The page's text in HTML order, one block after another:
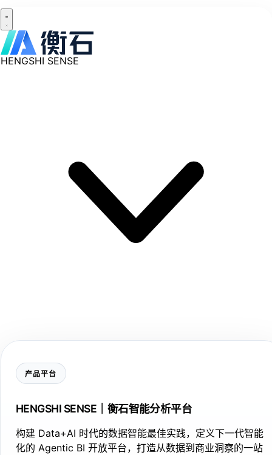
HENGSHI SENSE
产品平台
HENGSHI SENSE｜衡石智能分析平台
构建 Data+AI 时代的数据智能最佳实践，定义下一代智能
化的 Agentic BI 开放平台，打造从数据到商业洞察的一站